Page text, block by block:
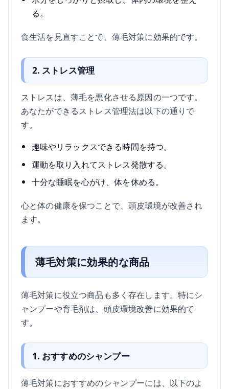
る。
食生活を見直すことで、薄毛対策に効果的です。
2. ストレス管理
ストレスは、薄毛を悪化させる原因の一つです。
あなたができるストレス管理法は以下の通りで
す。
趣味やリラックスできる時間を持つ。
運動を取り入れてストレス発散する。
十分な睡眠を心がけ、体を休める。
心と体の健康を保つことで、頭皮環境が改善され
ます。
薄毛対策に効果的な商品
薄毛対策に役立つ商品も多く存在します。特にシ
ャンプーや育毛剤は、頭皮環境改善に効果的で
す。
1. おすすめのシャンプー
薄毛対策におすすめのシャンプーには、以下のよ